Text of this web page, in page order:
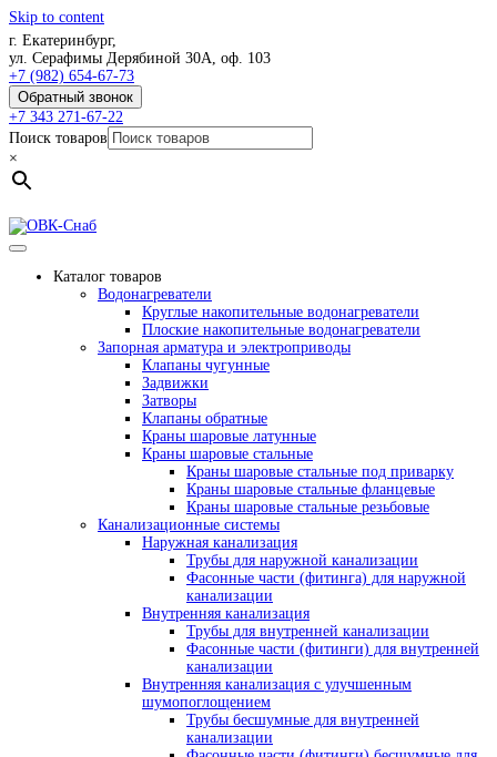
Skip to content
г. Екатеринбург,
ул. Серафимы Дерябиной 30А, оф. 103
+7 (982) 654-67-73
Обратный звонок
+7 343 271-67-22
Поиск товаров
×
Каталог товаров
Водонагреватели
Круглые накопительные водонагреватели
Плоские накопительные водонагреватели
Запорная арматура и электроприводы
Клапаны чугунные
Задвижки
Затворы
Клапаны обратные
Краны шаровые латунные
Краны шаровые стальные
Краны шаровые стальные под приварку
Краны шаровые стальные фланцевые
Краны шаровые стальные резьбовые
Канализационные системы
Наружная канализация
Трубы для наружной канализации
Фасонные части (фитинга) для наружной
канализации
Внутренняя канализация
Трубы для внутренней канализации
Фасонные части (фитинги) для внутренней
канализации
Внутренняя канализация с улучшенным
шумопоглощением
Трубы бесшумные для внутренней
канализации